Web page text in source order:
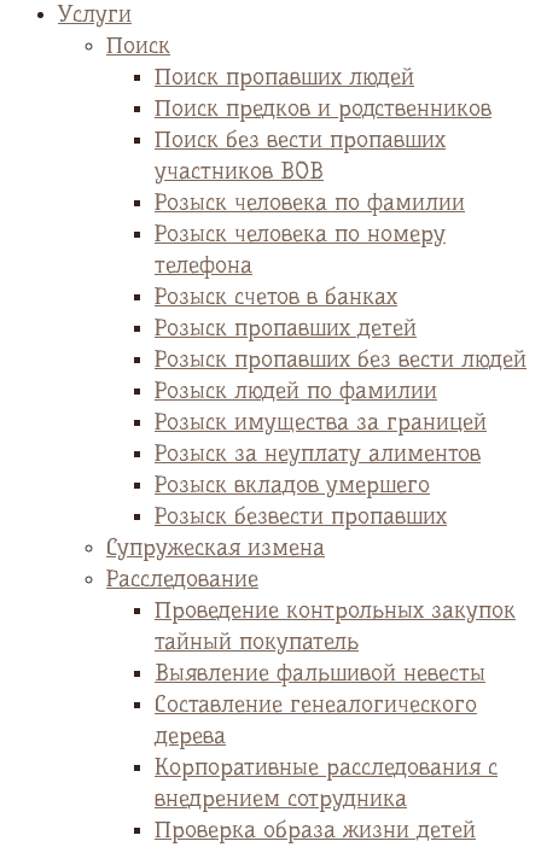
Услуги
Поиск
Поиск пропавших людей
Поиск предков и родственников
Поиск без вести пропавших
участников ВОВ
Розыск человека по фамилии
Розыск человека по номеру
телефона
Розыск счетов в банках
Розыск пропавших детей
Розыск пропавших без вести людей
Розыск людей по фамилии
Розыск имущества за границей
Розыск за неуплату алиментов
Розыск вкладов умершего
Розыск безвести пропавших
Супружеская измена
Расследование
Проведение контрольных закупок
тайный покупатель
Выявление фальшивой невесты
Cоставление генеалогического
дерева
Корпоративные расследования с
внедрением сотрудника
Проверка образа жизни детей